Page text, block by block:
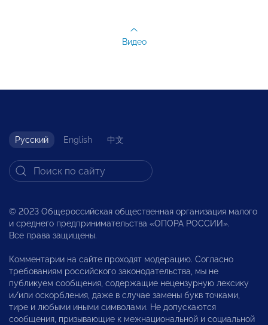
Видео
Русский English 中文
© 2023 Общероссийская общественная организация малого
и среднего предпринимательства «ОПОРА РОССИИ».
Все права защищены.
Комментарии на сайте проходят модерацию. Согласно
требованиям российского законодательства, мы не
публикуем сообщения, содержащие нецензурную лексику
и/или оскорбления, даже в случае замены букв точками,
тире и любыми иными символами. Не допускаются
сообщения, призывающие к межнациональной и социальной